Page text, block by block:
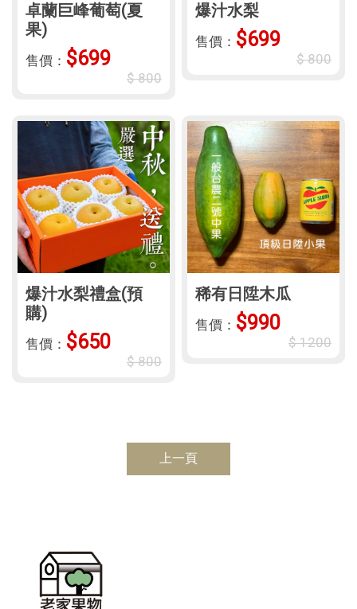
卓蘭巨峰葡萄(夏
果)
售價： $699
$ 800
爆汁水梨
售價： $699
$ 800
爆汁水梨禮盒(預
購)
售價： $650
$ 800
稀有日陞木瓜
售價： $990
$ 1200
上一頁